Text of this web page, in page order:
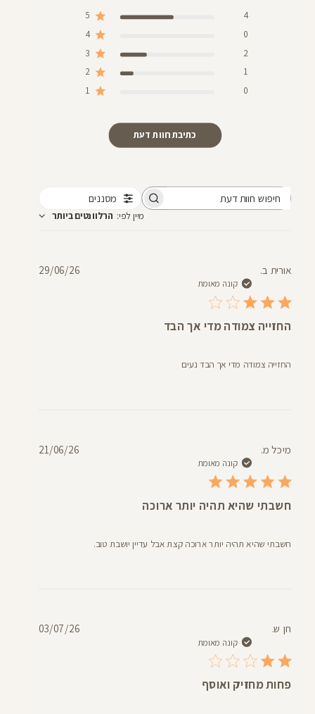
5
4
4
0
3
2
2 1
1 0
כתיבת חוות דעת
מסננים
מיין לפי: הרלוונטים ביותר
אורית ב.
קונה מאומת
החזייה צמודה מדי אך הבד
החזייה צמודה מדי אך הבד נעים
29/06/26
מיכל מ.
קונה מאומת
חשבתי שהיא תהיה יותר ארוכה
חשבתי שהיא תהיה יותר ארוכה קצת אבל עדיין יושבת טוב.
21/06/26
חן ש.
קונה מאומת
פחות מחזיק ואוסף
תאריך03/07/26